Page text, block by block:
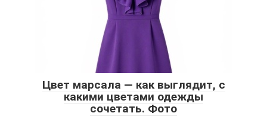
Цвет марсала — как выглядит, с
какими цветами одежды
сочетать. Фото